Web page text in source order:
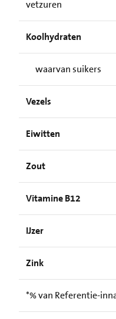
vetzuren
Koolhydraten
waarvan suikers
Vezels
Eiwitten
Zout
Vitamine B12
IJzer
Zink
*% van Referentie-